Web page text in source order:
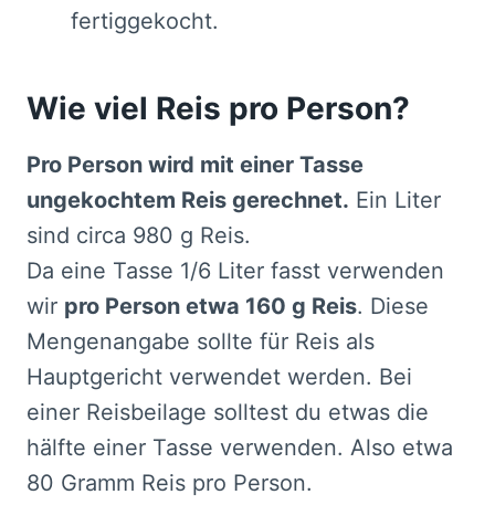
fertiggekocht.
Wie viel Reis pro Person?
Pro Person wird mit einer Tasse
ungekochtem Reis gerechnet. Ein Liter
sind circa 980 g Reis.
Da eine Tasse 1/6 Liter fasst verwenden
wir pro Person etwa 160 g Reis. Diese
Mengenangabe sollte für Reis als
Hauptgericht verwendet werden. Bei
einer Reisbeilage solltest du etwas die
hälfte einer Tasse verwenden. Also etwa
80 Gramm Reis pro Person.